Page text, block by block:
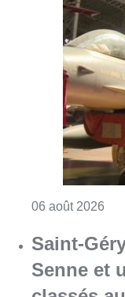
06 août 2026
Saint-
Senne et